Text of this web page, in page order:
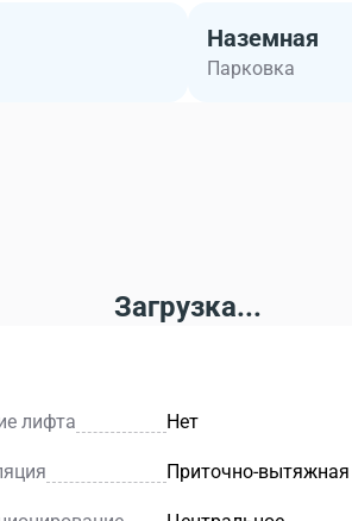
Наземная
Парковка
Загрузка...
лифта Нет
Приточно-вытяжная